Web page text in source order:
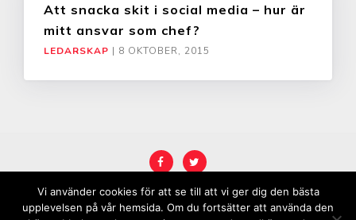
Att snacka skit i social media – hur är
mitt ansvar som chef?
LEDARSKAP | 8 OKTOBER, 2015
COPYRIGHT © 2026 KARRIÄRREBELL.
Vi använder cookies för att se till att vi ger dig den bästa
upplevelsen på vår hemsida. Om du fortsätter att använda den